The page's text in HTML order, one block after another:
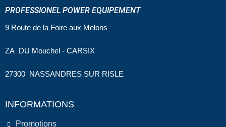
PROFESSIONEL POWER EQUIPEMENT
9 Route de la Foire aux Melons
ZA DU Mouchel - CARSIX
27300 NASSANDRES SUR RISLE
INFORMATIONS
Promotions